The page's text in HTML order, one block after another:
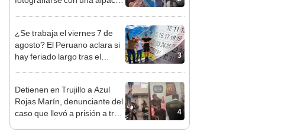
3
¿Se trabaja el viernes 7 de
agosto? El Peruano aclara si
hay feriado largo tras el
4
Detienen en Trujillo a Azul
Rojas Marín, denunciante del
caso que llevó a prisión a tres